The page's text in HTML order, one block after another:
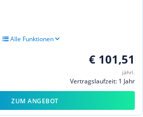
Alle Funktionen
€ 101,51
jährl.
Vertragslaufzeit: 1 Jahr
ZUM ANGEBOT